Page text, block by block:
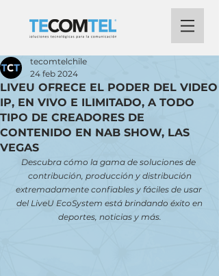
LIVEU OFRECE EL PODER DEL VIDEO
IP, EN VIVO E ILIMITADO, A TODO
TIPO DE CREADORES DE
CONTENIDO EN NAB SHOW, LAS
VEGAS
tecomtelchile
24 feb 2024
Descubra cómo la gama de soluciones de
contribución, producción y distribución
extremadamente confiables y fáciles de usar
del LiveU EcoSystem está brindando éxito en
deportes, noticias y más.